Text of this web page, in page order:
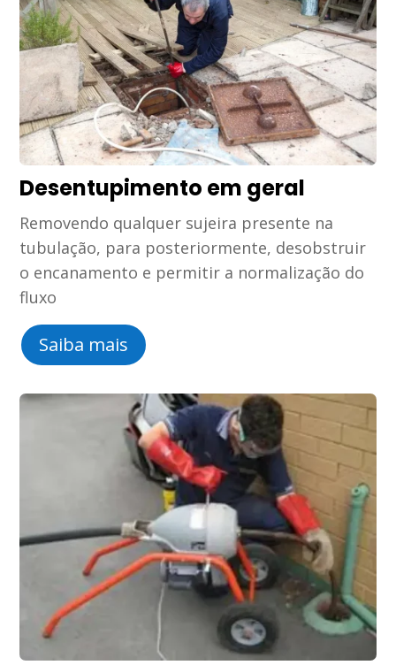
Desentupimento em geral
Removendo qualquer sujeira presente na
tubulação, para posteriormente, desobstruir
o encanamento e permitir a normalização do
fluxo
Saiba mais